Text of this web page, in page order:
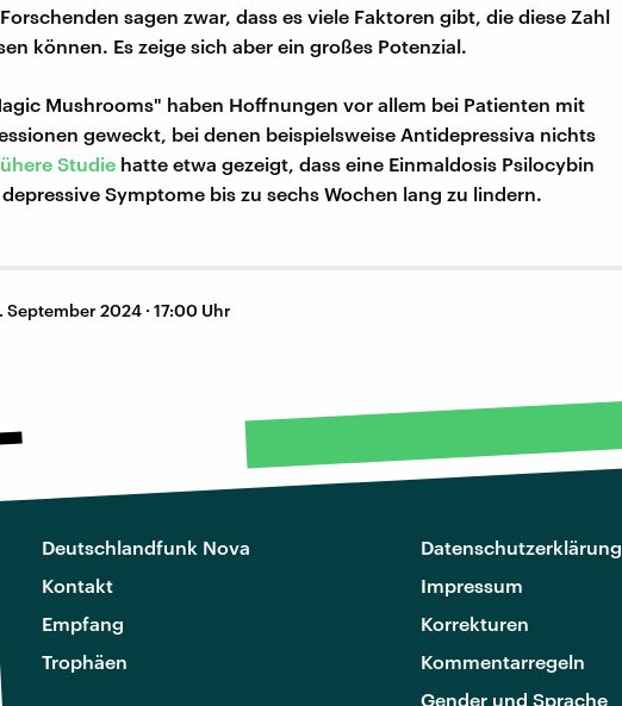
sagen zwar, dass es viele Faktoren gibt, die diese Zahl
können. Es zeige sich aber ein großes Potenzial.
Mushrooms" haben Hoffnungen vor allem bei Patienten mit
geweckt, bei denen beispielsweise Antidepressiva nichts
Studie hatte etwa gezeigt, dass eine Einmaldosis Psilocybin
Symptome bis zu sechs Wochen lang zu lindern.
September 2024 · 17:00 Uhr
Deutschlandfunk Nova
Kontakt
Empfang
Trophäen
Datenschutzerklärung
Impressum
Korrekturen
Kommentarregeln
Gender und Sprache